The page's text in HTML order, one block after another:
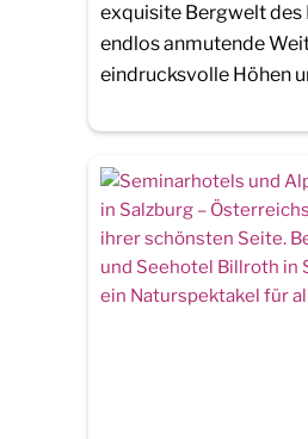
exquisite Bergwelt des
endlos anmutende
eindrucksvolle Höhen